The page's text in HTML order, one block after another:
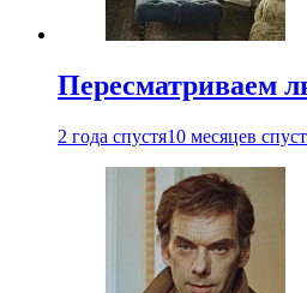
Пересматриваем
2 года спустя10 месяцев